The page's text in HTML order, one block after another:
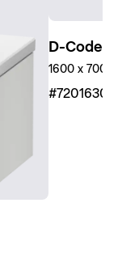
D-Code
1600 x 700